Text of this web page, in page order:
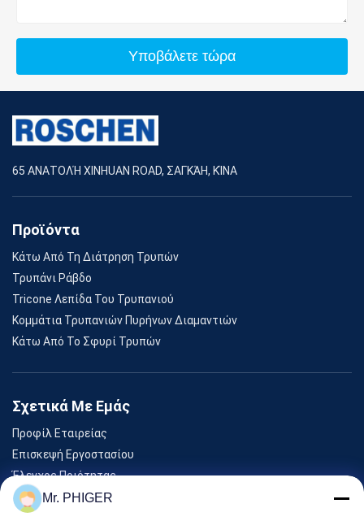
Υποβάλετε τώρα
65 ΑΝΑΤΟΛΉ XINHUAN ROAD, ΣΑΓΚΆΗ, ΚΊΝΑ
Προϊόντα
Κάτω Από Τη Διάτρηση Τρυπών
Τρυπάνι Ράβδο
Tricone Λεπίδα Του Τρυπανιού
Κομμάτια Τρυπανιών Πυρήνων Διαμαντιών
Κάτω Από Το Σφυρί Τρυπών
Σχετικά Με Εμάς
Προφίλ Εταιρείας
Επισκεψή Εργοστασίου
Έλεγχος Ποιότητας
SitemapMr. PHIGER